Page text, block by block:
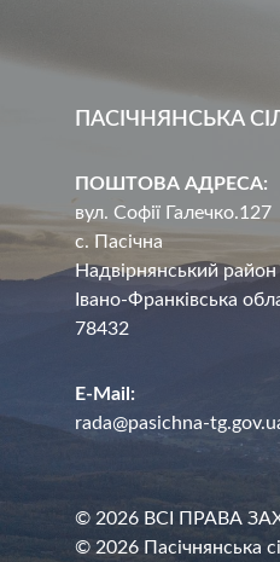
ПАСІЧНЯНСЬКА
ПОШТОВА АДРЕСА:
вул. Софії Галечко.127
с. Пасічна
Надвірнянський район
Івано-Франківська
78432
E-Mail:
rada@pasichna-
© 2026 ВСІ ПРАВА
© 2026 Пасічнянська